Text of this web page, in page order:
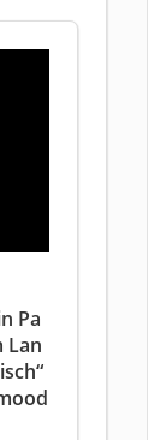
Pa
Lan